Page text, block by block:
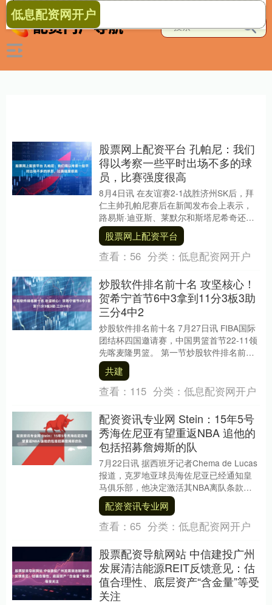
低息配资网开户
股票网上配资平台 孔帕尼：我们
得以考察一些平时出场不多的球
员，比赛强度很高
8月4日讯 在友谊赛2-1战胜济州SK后，拜
仁主帅孔帕尼赛后在新闻发布会上表示，
路易斯·迪亚斯、莱默尔和斯塔尼希奇还没
准备好出战。 关于本场比赛 孔帕尼：“今
天....
股票网上配资平台
查看： 56 分类： 低息配资网开户
炒股软件排名前十名 攻坚核心！
贺希宁首节6中3拿到11分3板3助
三分4中2
炒股软件排名前十名 7月27日讯 FIBA国际
团结杯四国邀请赛，中国男篮首节22-11领
先喀麦隆男篮。 第一节炒股软件排名前十
名，中国男篮后卫贺希宁表现出色，打....
共建
查看： 115 分类： 低息配资网开户
配资资讯专业网 Stein：15年5号
秀海佐尼亚有望重返NBA 追他的
包括招募詹姆斯的队
7月22日讯 据西班牙记者Chema de Lucas
报道，克罗地亚球员海佐尼亚已经通知皇
马俱乐部，他决定激活其NBA离队条款，
可以中止目前持续到29年的合同，....
配资资讯专业网
查看： 65 分类： 低息配资网开户
股票配资导航网站 中信建投广州
发展清洁能源REIT‌反馈意见：估
值合理性、底层资产“含金量”等受
关注